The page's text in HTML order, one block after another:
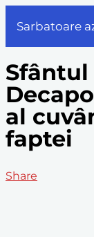
Sarbatoare
al
faptei
Share